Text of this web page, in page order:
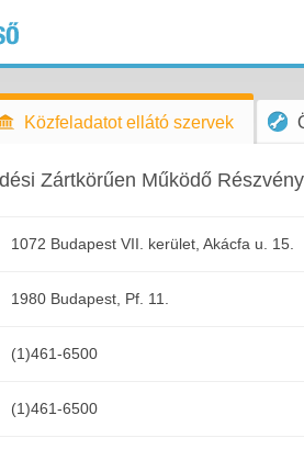
Közfeladatot ellátó szervek
Zártkörűen Működő
1072 Budapest VII. kerület, Akácfa u. 15.
1980 Budapest, Pf. 11.
(1)461-6500
(1)461-6500